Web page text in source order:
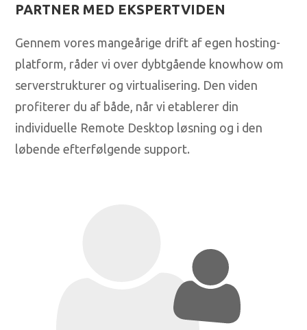
PARTNER MED EKSPERTVIDEN
Gennem vores mangeårige drift af egen hosting-
platform, råder vi over dybtgående knowhow om
serverstrukturer og virtualisering. Den viden
profiterer du af både, når vi etablerer din
individuelle Remote Desktop løsning og i den
løbende efterfølgende support.